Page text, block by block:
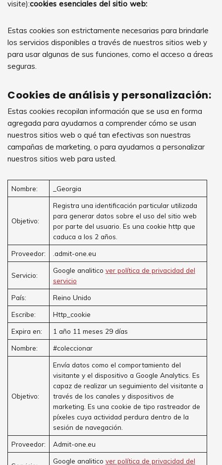
visite):cookies esenciales del sitio web:
Estas cookies son estrictamente necesarias para brindarle
los servicios disponibles a través de nuestros sitios web y
para usar algunas de sus funciones, como el acceso a áreas
seguras.
Cookies de análisis y personalización:
Estas cookies recopilan información que se usa en forma
agregada para ayudarnos a comprender cómo se usan
nuestros sitios web o qué tan efectivas son nuestras
campañas de marketing, o para ayudarnos a personalizar
nuestros sitios web para usted.
Nombre: _Georgia
Objetivo:
Registra una identificación particular utilizada
para generar datos sobre el uso del sitio web
por parte del usuario. Es una cookie http que
caduca a los 2 años.
Proveedor:
.admit-one.eu
Servicio:
Google analitico ver política de privacidad del
servicio
País:
Reino Unido
Escribe:
Http_cookie
Expira en:
1 año 11 meses 29 días
Nombre:
#coleccionar
Objetivo:
Envía datos como el comportamiento del
visitante y el dispositivo a Google Analytics. Es
capaz de realizar un seguimiento del visitante a
través de los canales y dispositivos de
marketing. Es una cookie de tipo rastreador de
píxeles cuya actividad perdura dentro de la
sesión de navegación.
Proveedor:
Admit-one.eu
Google analitico ver política de privacidad del